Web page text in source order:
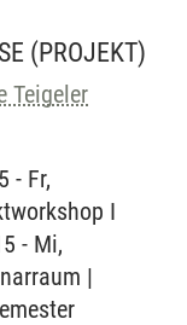
(PROJEKT)
Teigeler
- Fr,
I
- Mi,
|